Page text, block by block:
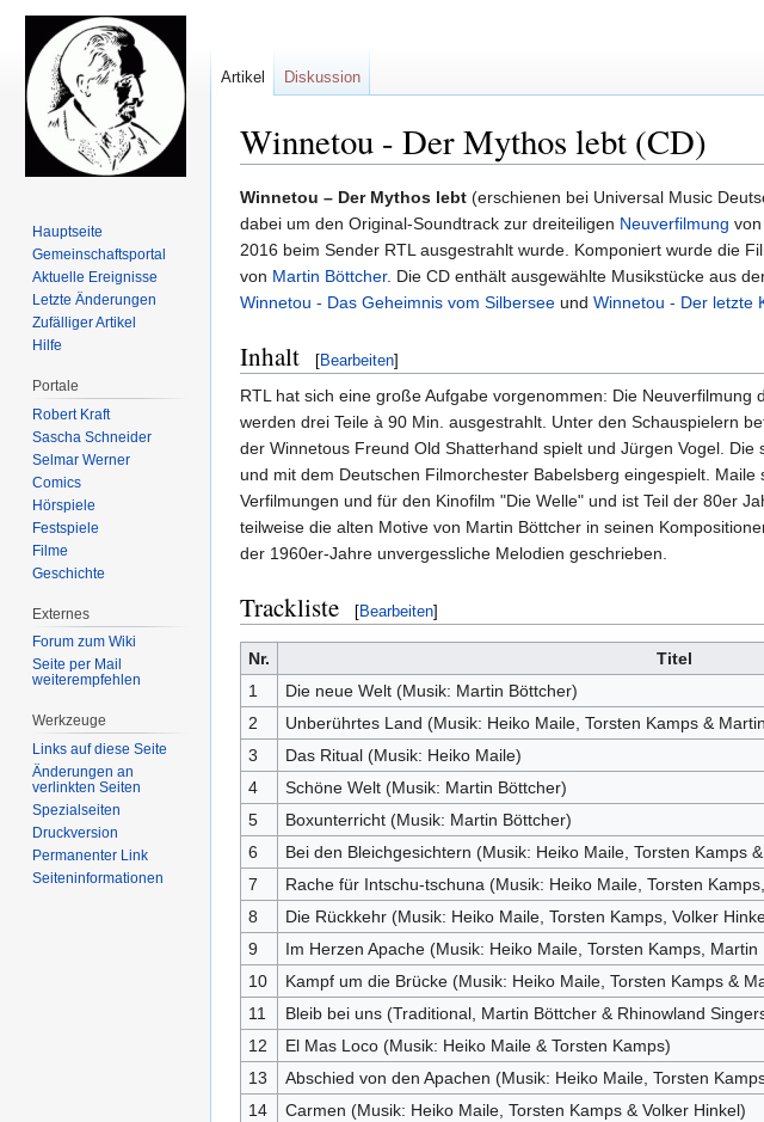
Winnetou - Der Mythos lebt (CD)
Zur
Navigation
springen
Zur
Suche
springen
Winnetou – Der Mythos lebt (erschienen bei Universal Music
dabei um den Original-Soundtrack zur dreiteiligen Neuverfilmung von
2016 beim Sender RTL ausgestrahlt wurde. Komponiert wurde die
von Martin Böttcher. Die CD enthält ausgewählte Musikstücke aus
Winnetou - Das Geheimnis vom Silbersee und Winnetou - Der letzte
Inhalt [Bearbeiten]
RTL hat sich eine große Aufgabe vorgenommen: Die
werden drei Teile à 90 Min. ausgestrahlt. Unter den Schauspielern
der Winnetous Freund Old Shatterhand spielt und Jürgen Vogel.
und mit dem Deutschen Filmorchester Babelsberg eingespielt.
Verfilmungen und für den Kinofilm "Die Welle" und ist Teil der 80er
teilweise die alten Motive von Martin Böttcher in seinen
der 1960er-Jahre unvergessliche Melodien geschrieben.
Trackliste [Bearbeiten]
Nr. Titel
1
Die neue Welt (Musik: Martin Böttcher)
2
Unberührtes Land (Musik: Heiko Maile, Torsten Kamps &
3
Das Ritual (Musik: Heiko Maile)
4
Schöne Welt (Musik: Martin Böttcher)
5
Boxunterricht (Musik: Martin Böttcher)
6
Bei den Bleichgesichtern (Musik: Heiko Maile, Torsten Kamps
7
Rache für Intschu-tschuna (Musik: Heiko Maile, Torsten
8
Die Rückkehr (Musik: Heiko Maile, Torsten Kamps, Volker
9
Im Herzen Apache (Musik: Heiko Maile, Torsten Kamps,
10
Kampf um die Brücke (Musik: Heiko Maile, Torsten Kamps &
11
Bleib bei uns (Traditional, Martin Böttcher & Rhinowland
12
El Mas Loco (Musik: Heiko Maile & Torsten Kamps)
13
Abschied von den Apachen (Musik: Heiko Maile, Torsten
14
Carmen (Musik: Heiko Maile, Torsten Kamps & Volker Hinkel)
Artikel Diskussion
Hauptseite
Gemeinschafts­portal
Aktuelle Ereignisse
Letzte Änderungen
Zufälliger Artikel
Hilfe
Portale
Robert Kraft
Sascha Schneider
Selmar Werner
Comics
Hörspiele
Festspiele
Filme
Geschichte
Externes
Forum zum Wiki
Seite per Mail
weiterempfehlen
Werkzeuge
Links auf diese Seite
Änderungen an
verlinkten Seiten
Spezialseiten
Druckversion
Permanenter Link
Seiten­informationen